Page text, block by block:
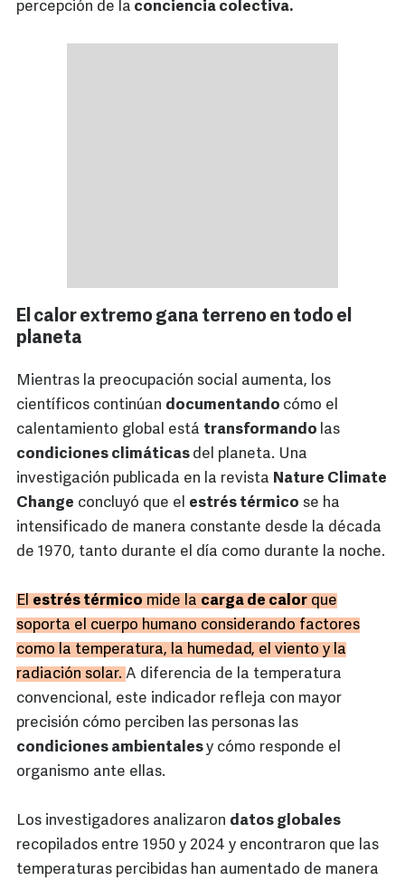
percepción de la conciencia colectiva.
El calor extremo gana terreno en todo el
planeta
Mientras la preocupación social aumenta, los
científicos continúan documentando cómo el
calentamiento global está transformando las
condiciones climáticas del planeta. Una
investigación publicada en la revista Nature Climate
Change concluyó que el estrés térmico se ha
intensificado de manera constante desde la década
de 1970, tanto durante el día como durante la noche.
El estrés térmico mide la carga de calor que
soporta el cuerpo humano considerando factores
como la temperatura, la humedad, el viento y la
radiación solar. A diferencia de la temperatura
convencional, este indicador refleja con mayor
precisión cómo perciben las personas las
condiciones ambientalesy cómo responde el
organismo ante ellas.
Los investigadores analizaron datos globales
recopilados entre 1950 y 2024 y encontraron que las
temperaturas percibidas han aumentado de manera